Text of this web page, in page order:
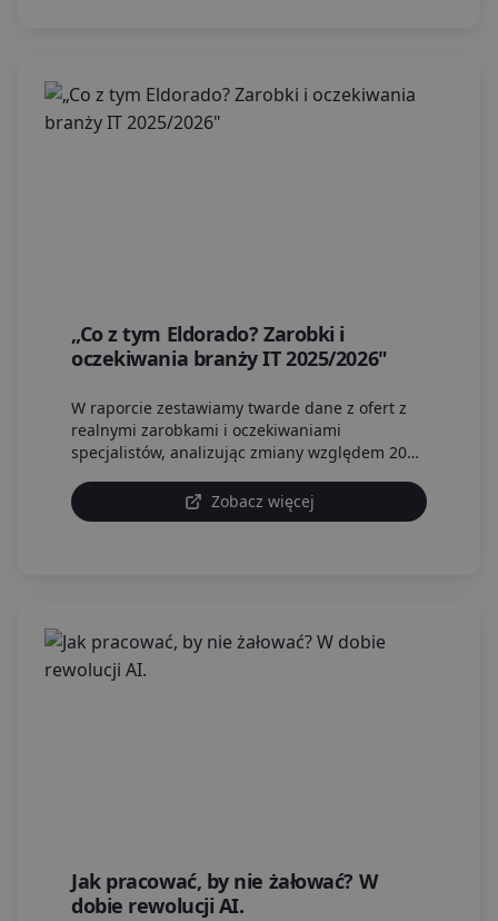
„Co z tym Eldorado? Zarobki i
oczekiwania branży IT 2025/2026"
W raporcie zestawiamy twarde dane z ofert z
realnymi zarobkami i oczekiwaniami
specjalistów, analizując zmiany względem 2024
ekspertów, opinie społeczności i konkretne
wskazówki dla 24 kluczowych technologii.
Zobacz więcej
Jak pracować, by nie żałować? W
dobie rewolucji AI.